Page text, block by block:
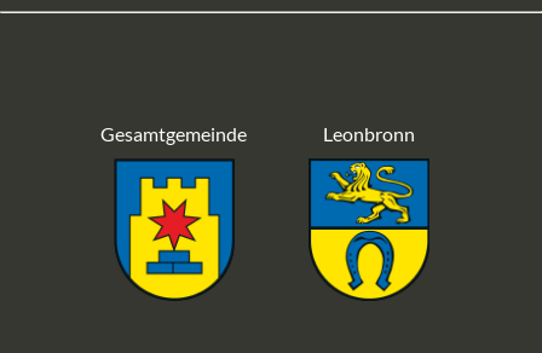
Gesamtgemeinde Leonbronn